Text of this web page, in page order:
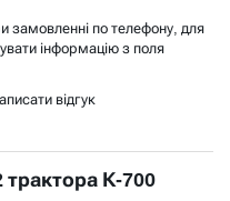
замовленні по телефону, для
інформацію з поля
відгук
трактора К-700